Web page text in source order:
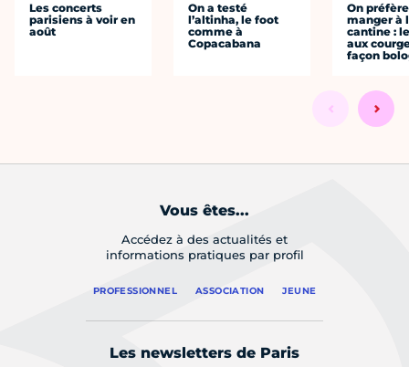
Les concerts
parisiens à voir en
août
On a testé
l’altinha, le foot
comme à
Copacabana
On préfère
manger à
cantine :
aux
façon
Vous êtes...
Accédez à des actualités et
informations pratiques par profil
PROFESSIONNEL ASSOCIATION JEUNE
Les newsletters de Paris